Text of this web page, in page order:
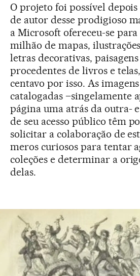
O projeto foi possível
de autor desse prodigioso
a Microsoft ofereceu-se
milhão de mapas,
letras decorativas,
procedentes de livros e
centavo por isso. As
catalogadas –singelamente
página uma atrás da outra-
de seu acesso público têm
solicitar a colaboração de
meros curiosos para tentar
coleções e determinar a
delas.